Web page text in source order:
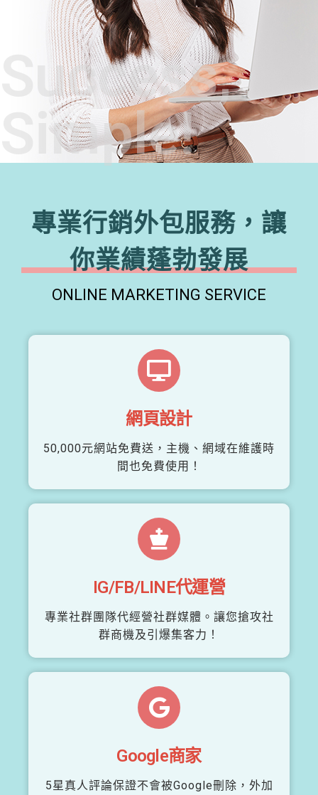
Success,
Simple!
專業行銷外包服務，讓
你業績蓬勃發展
ONLINE MARKETING SERVICE
網頁設計
50,000元網站免費送，主機、網域在維護時
間也免費使用！
IG/FB/LINE代運營
專業社群團隊代經營社群媒體。讓您搶攻社
群商機及引爆集客力！
Google商家
5星真人評論保證不會被Google刪除，外加